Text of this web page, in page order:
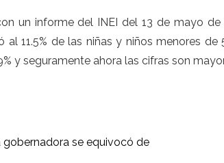
un informe del INEI del 13 de mayo
al 11.5% de las niñas y niños menores
y seguramente ahora las cifras son
gobernadora se equivocó de